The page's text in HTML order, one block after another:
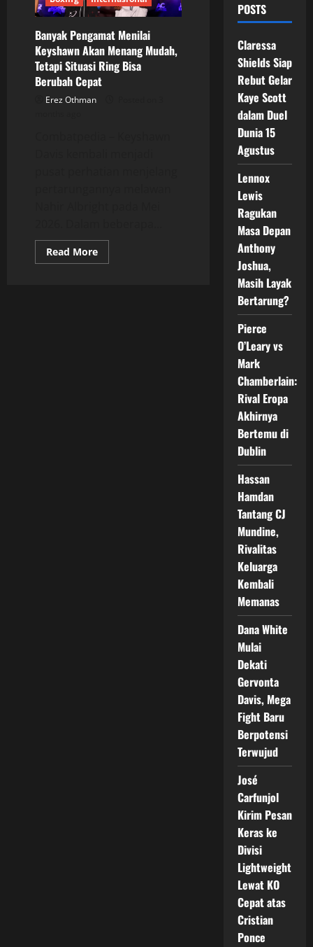
Banyak Pengamat Menilai
Keyshawn Akan Menang Mudah,
Tetapi Situasi Ring Bisa
Berubah Cepat
Erez Othman
Read MoreRead
more
POSTS
Claressa
Shields Siap
Rebut Gelar
Kaye Scott
dalam Duel
Dunia 15
Agustus
Lennox
Lewis
Ragukan
Masa Depan
Anthony
Joshua,
Masih Layak
Bertarung?
Pierce
O’Leary vs
Mark
Chamberlain:
Rival Eropa
Akhirnya
Bertemu di
Dublin
Hassan
Hamdan
Tantang CJ
Mundine,
Rivalitas
Keluarga
Kembali
Memanas
Dana White
Mulai
Dekati
Gervonta
Davis, Mega
Fight Baru
Berpotensi
Terwujud
José
Carfunjol
Kirim Pesan
Keras ke
Divisi
Lightweight
Lewat KO
Cepat atas
Cristian
Ponce